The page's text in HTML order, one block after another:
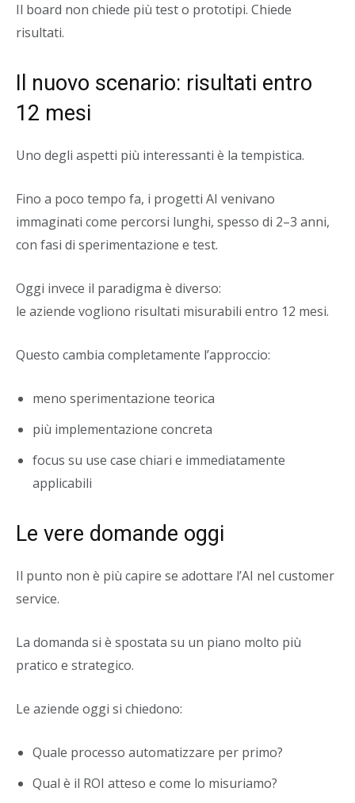
Il board non chiede più test o prototipi. Chiede
risultati.
Il nuovo scenario: risultati entro
12 mesi
Uno degli aspetti più interessanti è la tempistica.
Fino a poco tempo fa, i progetti AI venivano
immaginati come percorsi lunghi, spesso di 2–3 anni,
con fasi di sperimentazione e test.
Oggi invece il paradigma è diverso:
le aziende vogliono risultati misurabili entro 12 mesi.
Questo cambia completamente l’approccio:
meno sperimentazione teorica
più implementazione concreta
focus su use case chiari e immediatamente
applicabili
Le vere domande oggi
Il punto non è più capire se adottare l’AI nel customer
service.
La domanda si è spostata su un piano molto più
pratico e strategico.
Le aziende oggi si chiedono:
Quale processo automatizzare per primo?
Qual è il ROI atteso e come lo misuriamo?